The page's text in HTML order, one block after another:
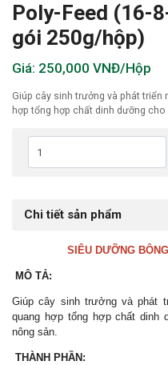
Poly-Feed (16-
gói 250g/hộp)
Giá: 250,000 VNĐ/Hộp
Giúp cây sinh trưởng và phát triển
hợp tổng hợp chất dinh dưỡng
Chi tiết sản phẩm
SIÊU DƯỠNG
MÔ TẢ:
Giúp cây sinh trưởng và phát
quang hợp tổng hợp chất dinh
nông sản.
THÀNH PHẦN: